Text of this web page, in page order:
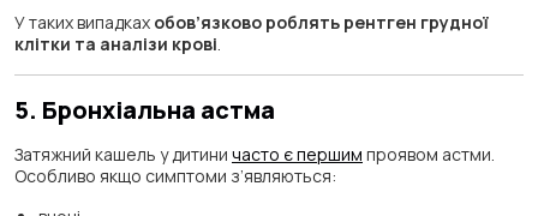
У таких випадках обов’язково роблять рентген грудної
клітки та аналізи крові
5. Бронхіальна астма
Затяжний кашель у дитини часто є першим проявом астми.
Особливо якщо симптоми з’являються: